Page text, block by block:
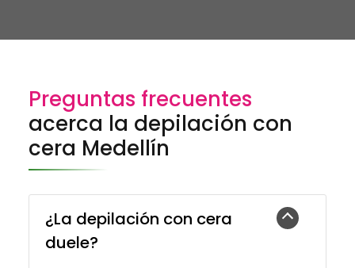
Preguntas frecuentes
acerca la depilación con
cera Medellín
¿La depilación con cera
duele?